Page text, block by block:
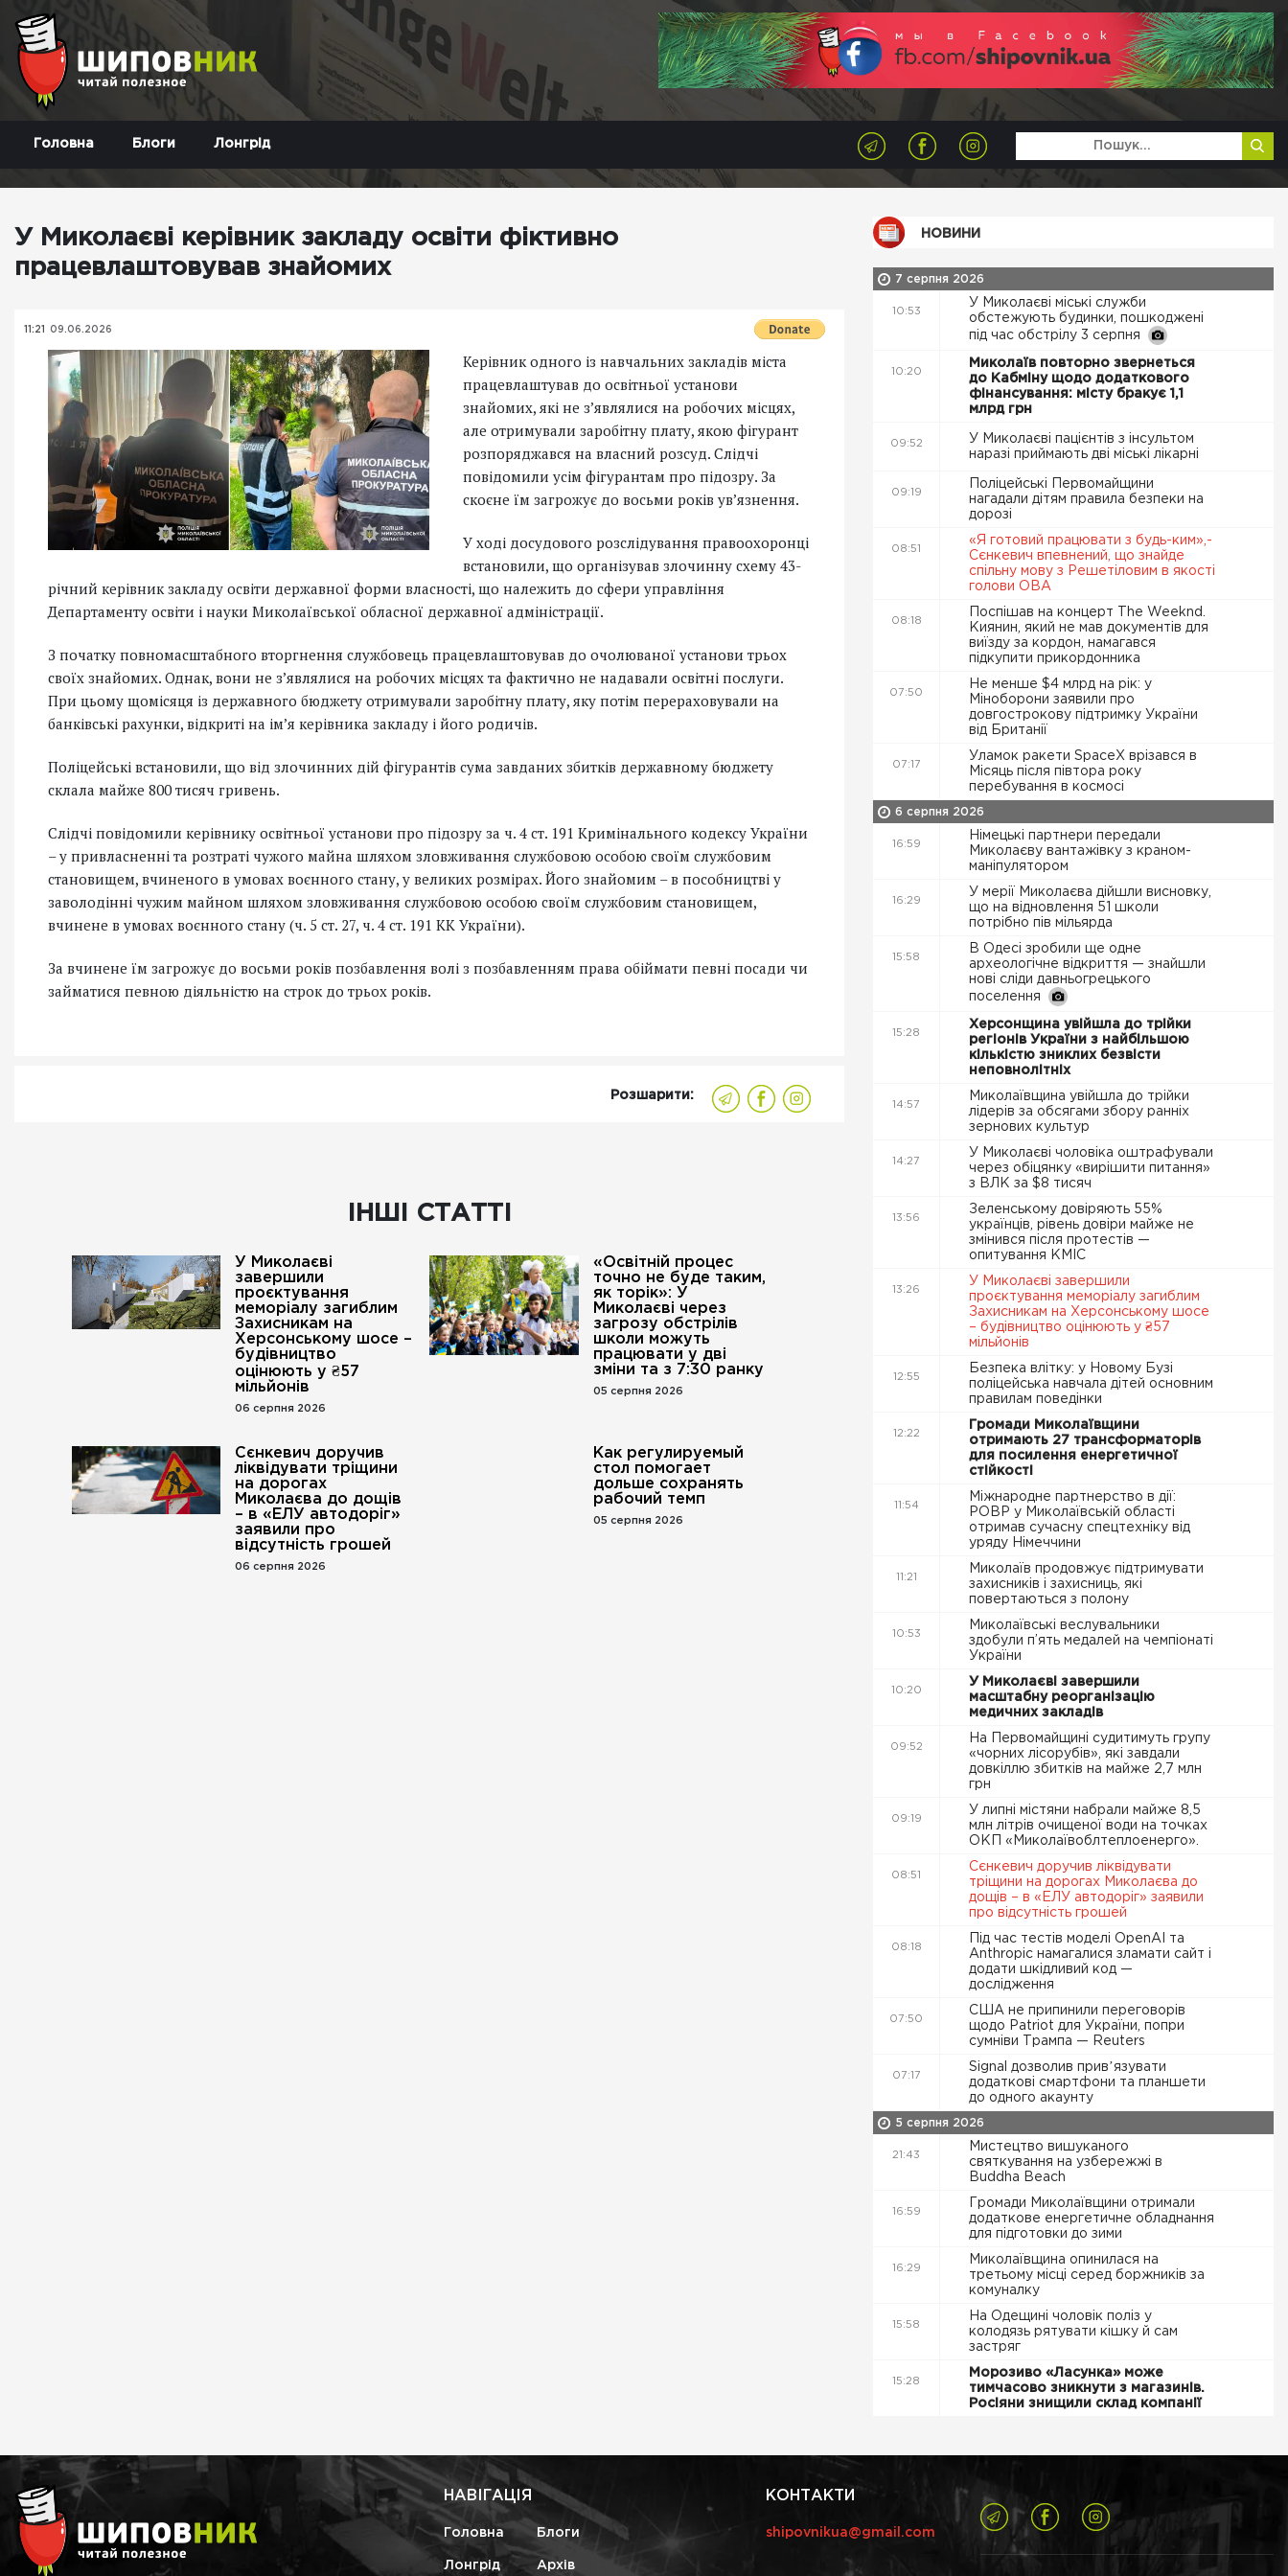
Головна Блоги Лонгрід
У Миколаєві керівник закладу освіти фіктивно
працевлаштовував знайомих
11:21 09.06.2026
Керівник одного із навчальних закладів міста
працевлаштував до освітньої установи
знайомих, які не з’являлися на робочих місцях,
але отримували заробітну плату, якою фігурант
розпоряджався на власний розсуд. Слідчі
повідомили усім фігурантам про підозру. За
скоєне їм загрожує до восьми років ув’язнення.
У ході досудового розслідування правоохоронці
встановили, що організував злочинну схему 43-
річний керівник закладу освіти державної форми власності, що належить до сфери управління
Департаменту освіти і науки Миколаївської обласної державної адміністрації.
З початку повномасштабного вторгнення службовець працевлаштовував до очолюваної установи трьох
своїх знайомих. Однак, вони не з’являлися на робочих місцях та фактично не надавали освітні послуги.
При цьому щомісяця із державного бюджету отримували заробітну плату, яку потім перераховували на
банківські рахунки, відкриті на ім’я керівника закладу і його родичів.
Поліцейські встановили, що від злочинних дій фігурантів сума завданих збитків державному бюджету
склала майже 800 тисяч гривень.
Слідчі повідомили керівнику освітньої установи про підозру за ч. 4 ст. 191 Кримінального кодексу України
– у привласненні та розтраті чужого майна шляхом зловживання службовою особою своїм службовим
становищем, вчиненого в умовах воєнного стану, у великих розмірах. Його знайомим – в пособництві у
заволодінні чужим майном шляхом зловживання службовою особою своїм службовим становищем,
вчинене в умовах воєнного стану (ч. 5 ст. 27, ч. 4 ст. 191 КК України).
За вчинене їм загрожує до восьми років позбавлення волі з позбавленням права обіймати певні посади чи
займатися певною діяльністю на строк до трьох років.
Розшарити:
ІНШІ СТАТТІ
У Миколаєві
завершили
проєктування
меморіалу загиблим
Захисникам на
Херсонському шосе –
будівництво
оцінюють у ₴57
мільйонів
06 серпня 2026
«Освітній процес
точно не буде таким,
як торік»: У
Миколаєві через
загрозу обстрілів
школи можуть
працювати у дві
зміни та з 7:30 ранку
05 серпня 2026
Сєнкевич доручив
ліквідувати тріщини
на дорогах
Миколаєва до дощів
– в «ЕЛУ автодоріг»
заявили про
відсутність грошей
06 серпня 2026
Как регулируемый
стол помогает
дольше сохранять
рабочий темп
05 серпня 2026
НОВИНИ
7 серпня 2026
10:53
У Миколаєві міські служби
обстежують будинки, пошкоджені
під час обстрілу 3 серпня
10:20
Миколаїв повторно звернеться
до Кабміну щодо додаткового
фінансування: місту бракує 1,1
млрд грн
09:52
У Миколаєві пацієнтів з інсультом
наразі приймають дві міські лікарні
09:19
Поліцейські Первомайщини
нагадали дітям правила безпеки на
дорозі
08:51
«Я готовий працювати з будь-ким»,-
Сєнкевич впевнений, що знайде
спільну мову з Решетіловим в якості
голови ОВА
08:18
Поспішав на концерт The Weeknd.
Киянин, який не мав документів для
виїзду за кордон, намагався
підкупити прикордонника
07:50
Не менше $4 млрд на рік: у
Міноборони заявили про
довгострокову підтримку України
від Британії
07:17
Уламок ракети SpaceX врізався в
Місяць після півтора року
перебування в космосі
6 серпня 2026
16:59
Німецькі партнери передали
Миколаєву вантажівку з краном-
маніпулятором
16:29
У мерії Миколаєва дійшли висновку,
що на відновлення 51 школи
потрібно пів мільярда
15:58
В Одесі зробили ще одне
археологічне відкриття — знайшли
нові сліди давньогрецького
поселення
15:28
Херсонщина увійшла до трійки
регіонів України з найбільшою
кількістю зниклих безвісти
неповнолітніх
14:57
Миколаївщина увійшла до трійки
лідерів за обсягами збору ранніх
зернових культур
14:27
У Миколаєві чоловіка оштрафували
через обіцянку «вирішити питання»
з ВЛК за $8 тисяч
13:56
Зеленському довіряють 55%
українців, рівень довіри майже не
змінився після протестів —
опитування КМІС
13:26
У Миколаєві завершили
проєктування меморіалу загиблим
Захисникам на Херсонському шосе
– будівництво оцінюють у ₴57
мільйонів
12:55
Безпека влітку: у Новому Бузі
поліцейська навчала дітей основним
правилам поведінки
12:22
Громади Миколаївщини
отримають 27 трансформаторів
для посилення енергетичної
стійкості
11:54
Міжнародне партнерство в дії:
РОВР у Миколаївській області
отримав сучасну спецтехніку від
уряду Німеччини
11:21
Миколаїв продовжує підтримувати
захисників і захисниць, які
повертаються з полону
10:53
Миколаївські веслувальники
здобули п’ять медалей на чемпіонаті
України
10:20
У Миколаєві завершили
масштабну реорганізацію
медичних закладів
09:52
На Первомайщині судитимуть групу
«чорних лісорубів», які завдали
довкіллю збитків на майже 2,7 млн
грн
09:19
У липні містяни набрали майже 8,5
млн літрів очищеної води на точках
ОКП «Миколаївоблтеплоенерго».
08:51
Сєнкевич доручив ліквідувати
тріщини на дорогах Миколаєва до
дощів – в «ЕЛУ автодоріг» заявили
про відсутність грошей
08:18
Під час тестів моделі OpenAI та
Anthropic намагалися зламати сайт і
додати шкідливий код —
дослідження
07:50
США не припинили переговорів
щодо Patriot для України, попри
сумніви Трампа — Reuters
07:17
Signal дозволив привʼязувати
додаткові смартфони та планшети
до одного акаунту
5 серпня 2026
21:43
Мистецтво вишуканого
святкування на узбережжі в
Buddha Beach
16:59
Громади Миколаївщини отримали
додаткове енергетичне обладнання
для підготовки до зими
16:29
Миколаївщина опинилася на
третьому місці серед боржників за
комуналку
15:58
На Одещині чоловік поліз у
колодязь рятувати кішку й сам
застряг
15:28
Морозиво «Ласунка» може
тимчасово зникнути з магазинів.
Росіяни знищили склад компанії
НАВІГАЦІЯ
Головна Блоги
Лонгрід Архів
КОНТАКТИ
shipovnikua@gmail.com